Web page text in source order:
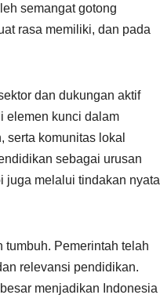
semangat gotong
rasa memiliki, dan pada
dan dukungan aktif
elemen kunci dalam
komunitas lokal
sebagai urusan
juga melalui tindakan nyata
Pemerintah telah
relevansi pendidikan.
menjadikan Indonesia